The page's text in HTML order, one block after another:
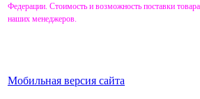
Федерации. Стоимость и возможность поставки
наших менеджеров.
Мобильная версия сайта